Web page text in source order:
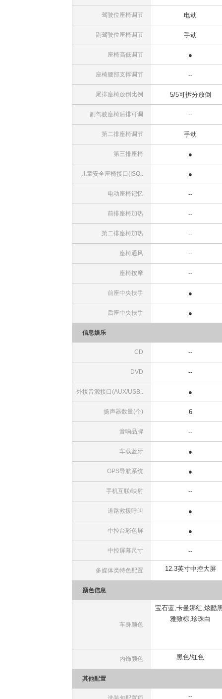
驾驶位座椅调节
副驾驶位座椅调节
座椅高低调节
座椅腰部支撑调节
尾排座椅放倒比例
副驾驶座椅后排可调
第二排座椅调节
第三排座椅
儿童安全座椅接口(ISO..
电动座椅记忆
前排座椅加热
第二排座椅加热
座椅通风
座椅按摩
前座中央扶手
后座中央扶手
信息娱乐
CD
DVD
外接音源接口(AUX/USB..
扬声器数量(个)
音响品牌
车载蓝牙
GPS导航系统
手机互联/映射
道路救援呼叫
中控台彩色屏
中控屏幕尺寸
多媒体类特色配置
颜色信息
车身颜色
内饰颜色
其他配置
电动
手动
●
--
5/5可拆分放倒
--
手动
●
●
--
--
--
--
--
●
●
--
--
●
6
--
●
●
--
●
●
--
12.3英寸中控大屏
宝石蓝,卡曼娜红,炫酷
雅致棕,珍珠白
黑色/红色
--